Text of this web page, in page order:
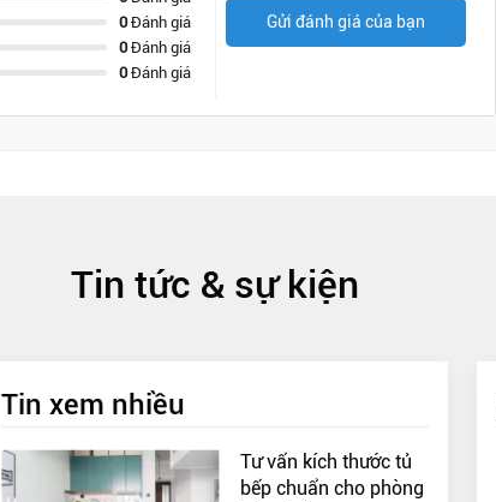
0Đánh giá
0Đánh giá
0Đánh giá
Gửi đánh giá của bạn
Tin tức & sự kiện
Tin xem nhiều
Tư vấn kích thước tủ
bếp chuẩn cho phòng